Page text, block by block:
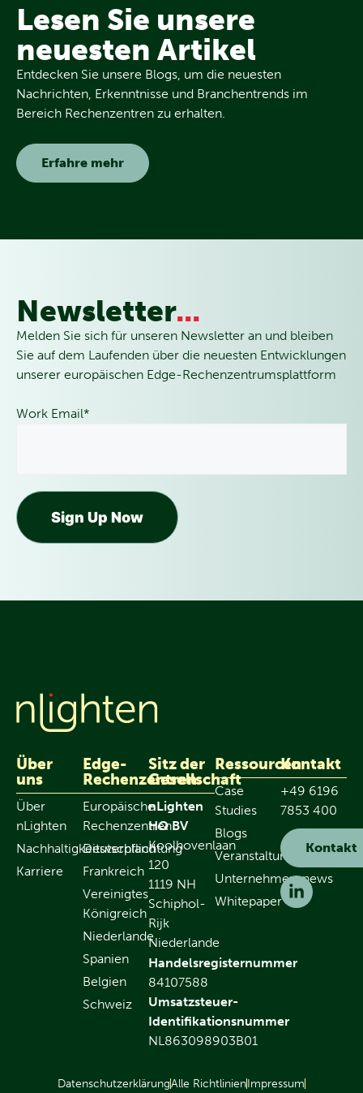
Lesen Sie unsere
neuesten Artikel
Entdecken Sie unsere Blogs, um die neuesten
Nachrichten, Erkenntnisse und Branchentrends im
Bereich Rechenzentren zu erhalten.
Erfahre mehr
Newsletter...
Melden Sie sich für unseren Newsletter an und bleiben
Sie auf dem Laufenden über die neuesten Entwicklungen
unserer europäischen Edge-Rechenzentrumsplattform
Work Email*
Über
uns
Über
nLighten
Nachhaltigkeitsverpflichtung
Karriere
Edge-
Rechenzentren
Europäische
Rechenzentren
Deutschland
Frankreich
Vereinigtes
Königreich
Niederlande
Spanien
Belgien
Schweiz
Sitz der
Gesellschaft
nLighten
HQ BV
Koolhovenlaan
120
1119 NH
Schiphol-
Rijk
Niederlande
Handelsregisternummer
84107588
Umsatzsteuer-
Identifikationsnummer
NL863098903B01
Ressourcen
Case
Studies
Blogs
Veranstaltungen
Unternehmensnews
Whitepaper
Kontakt
+49 6196
7853 400
Kontakt
DatenschutzerklärungAlle RichtlinienImpressum